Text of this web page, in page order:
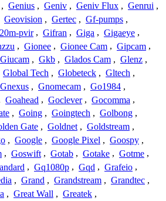
, Genius , Geniv , Geniv Flux , Genrui ,
Geovision , Gertec , Gf-pumps ,
pvir , Gifran , Giga , Gigaeye ,
, Gionee , Gionee Cam , Gipcam ,
Giucam , Gkb , Glados Cam , Glenz ,
Global Tech , Globeteck , Gltech ,
Gnexus , Gnomecam , Go1984 ,
Goahead , Goclever , Gocomma ,
, Going , Goingtech , Golbong ,
Gate , Goldnet , Goldstream ,
, Google , Google Pixel , Goospy ,
, Goswift , Gotab , Gotake , Gotme ,
, Gq1080p , Gqd , Grafeio ,
, Grand , Grandstream , Grandtec ,
, Great Wall , Greatek ,